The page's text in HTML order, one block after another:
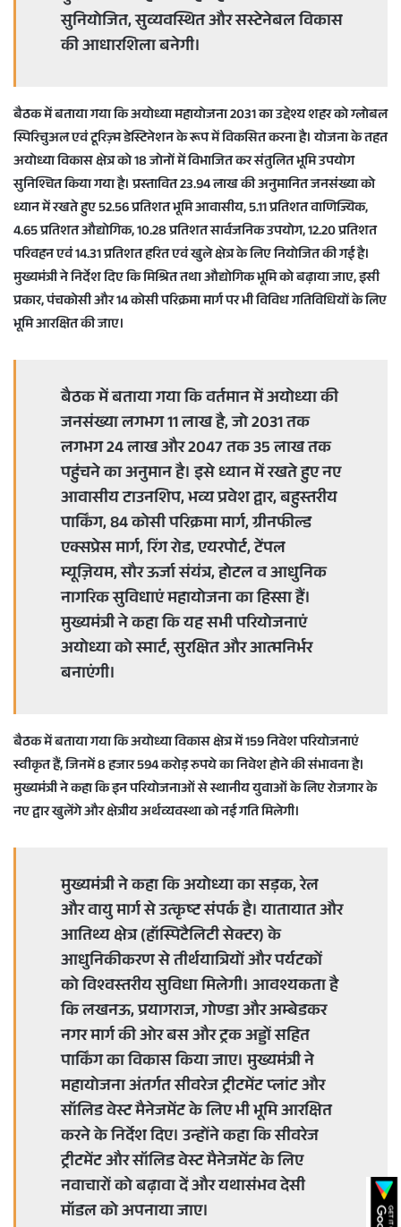
सुनियोजित, सुव्यवस्थित और सस्टेनेबल विकास
की आधारशिला बनेगी।
बैठक में बताया गया कि अयोध्या महायोजना 2031 का उद्देश्य शहर को ग्लोबल
स्पिरिचुअल एवं टूरिज़्म डेस्टिनेशन के रूप में विकसित करना है। योजना के तहत
अयोध्या विकास क्षेत्र को 18 जोनों में विभाजित कर संतुलित भूमि उपयोग
सुनिश्चित किया गया है। प्रस्तावित 23.94 लाख की अनुमानित जनसंख्या को
ध्यान में रखते हुए 52.56 प्रतिशत भूमि आवासीय, 5.11 प्रतिशत वाणिज्यिक,
4.65 प्रतिशत औद्योगिक, 10.28 प्रतिशत सार्वजनिक उपयोग, 12.20 प्रतिशत
परिवहन एवं 14.31 प्रतिशत हरित एवं खुले क्षेत्र के लिए नियोजित की गई है।
मुख्यमंत्री ने निर्देश दिए कि मिश्रित तथा औद्योगिक भूमि को बढ़ाया जाए, इसी
प्रकार, पंचकोसी और 14 कोसी परिक्रमा मार्ग पर भी विविध गतिविधियों के लिए
भूमि आरक्षित की जाए।
बैठक में बताया गया कि वर्तमान में अयोध्या की
जनसंख्या लगभग 11 लाख है, जो 2031 तक
लगभग 24 लाख और 2047 तक 35 लाख तक
पहुंचने का अनुमान है। इसे ध्यान में रखते हुए नए
आवासीय टाउनशिप, भव्य प्रवेश द्वार, बहुस्तरीय
पार्किंग, 84 कोसी परिक्रमा मार्ग, ग्रीनफील्ड
एक्सप्रेस मार्ग, रिंग रोड, एयरपोर्ट, टेंपल
म्यूज़ियम, सौर ऊर्जा संयंत्र, होटल व आधुनिक
नागरिक सुविधाएं महायोजना का हिस्सा हैं।
मुख्यमंत्री ने कहा कि यह सभी परियोजनाएं
अयोध्या को स्मार्ट, सुरक्षित और आत्मनिर्भर
बनाएंगी।
बैठक में बताया गया कि अयोध्या विकास क्षेत्र में 159 निवेश परियोजनाएं
स्वीकृत हैं, जिनमें 8 हजार 594 करोड़ रुपये का निवेश होने की संभावना है।
मुख्यमंत्री ने कहा कि इन परियोजनाओं से स्थानीय युवाओं के लिए रोजगार के
नए द्वार खुलेंगे और क्षेत्रीय अर्थव्यवस्था को नई गति मिलेगी।
मुख्यमंत्री ने कहा कि अयोध्या का सड़क, रेल
और वायु मार्ग से उत्कृष्ट संपर्क है। यातायात और
आतिथ्य क्षेत्र (हॉस्पिटैलिटी सेक्टर) के
आधुनिकीकरण से तीर्थयात्रियों और पर्यटकों
को विश्वस्तरीय सुविधा मिलेगी। आवश्यकता है
कि लखनऊ, प्रयागराज, गोण्डा और अम्बेडकर
नगर मार्ग की ओर बस और ट्रक अड्डों सहित
पार्किंग का विकास किया जाए। मुख्यमंत्री ने
महायोजना अंतर्गत सीवरेज ट्रीटमेंट प्लांट और
सॉलिड वेस्ट मैनेजमेंट के लिए भी भूमि आरक्षित
करने के निर्देश दिए। उन्होंने कहा कि सीवरेज
ट्रीटमेंट और सॉलिड वेस्ट मैनेजमेंट के लिए
नवाचारों को बढ़ावा दें और यथासंभव देसी
मॉडल को अपनाया जाए।